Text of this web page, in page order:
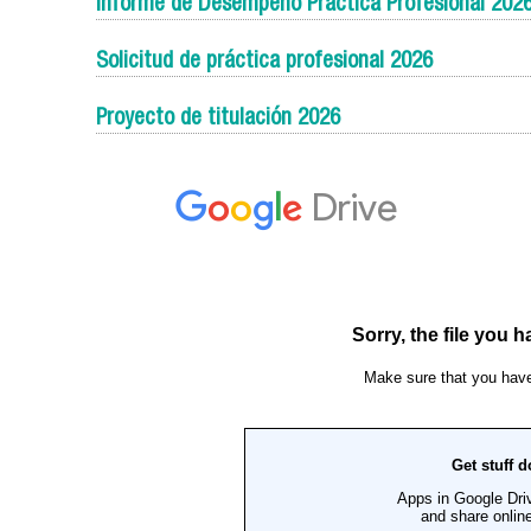
Informe de Desempeño Práctica Profesional
Solicitud de práctica profesional 2026
Proyecto de titulación 2026